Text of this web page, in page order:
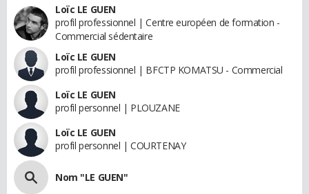
Loïc LE GUEN
profil professionnel | Centre européen de formation -
Commercial sédentaire
Loïc LE GUEN
profil professionnel | BFCTP KOMATSU - Commercial
Loïc LE GUEN
profil personnel | PLOUZANE
Loïc LE GUEN
profil personnel | COURTENAY
Nom "LE GUEN"